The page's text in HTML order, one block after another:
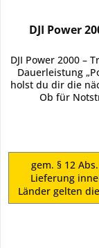
DJI Power
DJI Power 2000 –
Dauerleistung
holst du dir die
Ob für
gem. § 12
Lieferung
Länder gelten